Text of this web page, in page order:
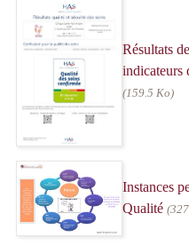
Résultats
indicateurs
(159.5 Ko)
Instances
Qualité